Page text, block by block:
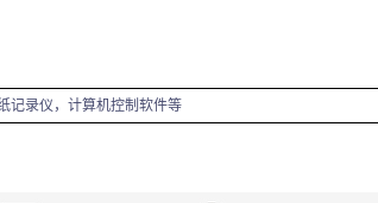
记录仪，计算机控制软件等